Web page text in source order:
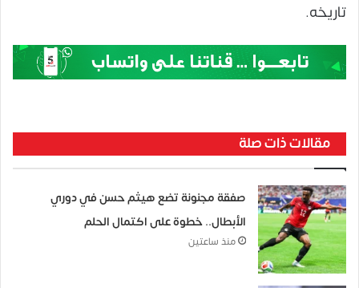
تاريخه.
مقالات ذات صلة
صفقة مجنونة تضع هيثم حسن في دوري
الأبطال.. خطوة على اكتمال الحلم
منذ ساعتين